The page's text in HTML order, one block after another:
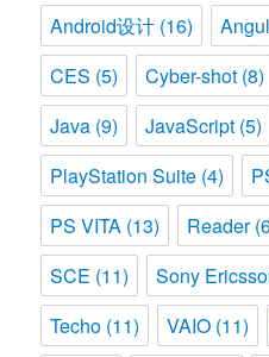
Android设计 (16)
CES (5) Cyber-shot (8)
Java (9) JavaScript (5)
PlayStation Suite (4)
PS VITA (13) Reader
SCE (11) Sony
Techo (11) VAIO (11)